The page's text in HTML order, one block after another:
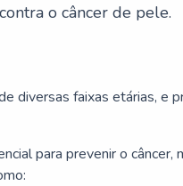
o câncer de pele.
diversas faixas etárias, e
para prevenir o câncer,